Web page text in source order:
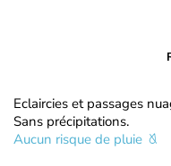
Eclaircies et passages
Sans précipitations.
Aucun risque de pluie